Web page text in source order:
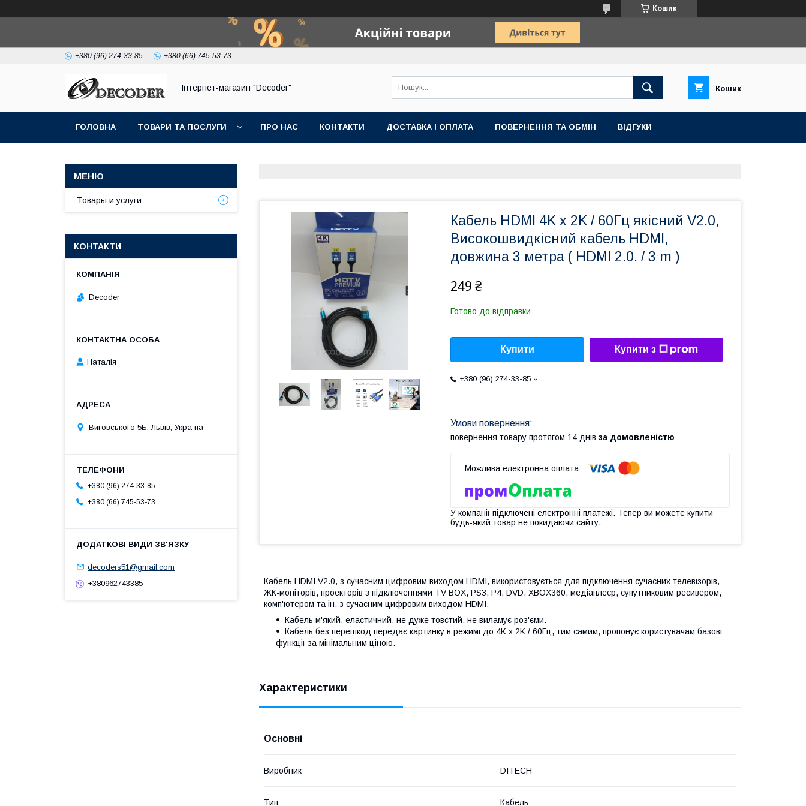
Кошик
+380 (96) 274-33-85 +380 (66) 745-53-73
Інтернет-магазин "Decoder" Кошик
ГОЛОВНА ТОВАРИ ТА ПОСЛУГИ ПРО НАС КОНТАКТИ ДОСТАВКА І ОПЛАТА ПОВЕРНЕННЯ ТА ОБМІН ВІДГУКИ
Кабель HDMI 4K x 2K / 60Гц якісний V2.0,
Високошвидкісний кабель HDMI,
довжина 3 метра ( HDMI 2.0. / 3 m )
249 ₴
Готово до відправки
Купити Купити з
+380 (96) 274-33-85
повернення товару протягом 14 днів за домовленістю
У компанії підключені електронні платежі. Тепер ви можете купити
будь-який товар не покидаючи сайту.
Кабель HDMI V2.0, з сучасним цифровим виходом HDMI, використовується для підключення сучасних телевізорів,
ЖК-моніторів, проекторів з підключеннями TV BOX, PS3, P4, DVD, XBOX360, медіаплеєр, супутниковим ресивером,
комп'ютером та ін. з сучасним цифровим виходом HDMI.
Кабель м'який, еластичний, не дуже товстий, не виламує роз'єми.
Кабель без перешкод передає картинку в режимі до 4K x 2K / 60Гц, тим самим, пропонує користувачам базові
функції за мінімальним ціною.
Характеристики
Основні
Виробник DITECH
Тип Кабель
Товары и услуги
КОНТАКТИ
Decoder
Наталія
Виговського 5Б, Львів, Україна
+380 (96) 274-33-85
+380 (66) 745-53-73
decoders51@gmail.com
+380962743385